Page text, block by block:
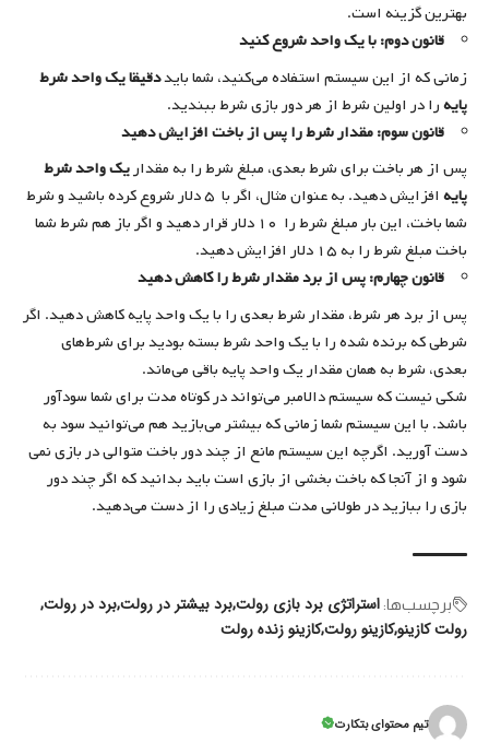
بهترین گزینه است.
قانون دوم: با یک واحد شروع کنید
زمانی که از این سیستم استفاده می‌کنید، شما بایددقیقا یک واحد شرط
پایهرا در اولین شرط از هر دور بازی شرط ببندید.
قانون سوم: مقدار شرط را پس از باخت افزایش دهید
پس از هر باخت برای شرط بعدی، مبلغ شرط را به مقداریک واحد شرط
پایه
افزایش دهید. به عنوان مثال، اگر با ۵ دلار شروع کرده باشید و شرط
شما باخت، این بار مبلغ شرط را ۱۰ دلار قرار دهید و اگر باز هم شرط شما
باخت مبلغ شرط را به ۱۵ دلار افزایش دهید.
قانون چهارم: پس از برد مقدار شرط را کاهش دهید
پس از برد هر شرط، مقدار شرط بعدی را با یک واحد پایه کاهش دهید. اگر
شرطی که برنده شده را با یک واحد شرط بسته بودید برای شرط‌های
بعدی، شرط به همان مقدار یک واحد پایه باقی می‌ماند.
شکی نیست که سیستم دالامبر می‌تواند در کوتاه مدت برای شما سودآور
باشد. با این سیستم شما زمانی که بیشتر می‌بازید هم می‌توانید سود به
دست آورید. اگرچه این سیستم مانع از چند دور باخت متوالی در بازی نمی
شود و از آنجا که باخت بخشی از بازی است باید بدانید که اگر چند دور
بازی را ببازید در طولانی مدت مبلغ زیادی را از دست می‌دهید.
برچسب‌‌ها: استراتژی برد بازی رولتبرد بیشتر در رولتبرد در رولت
رولت کازینوکازینو رولتکازینو زنده رولت
تیم محتوای بتکارت